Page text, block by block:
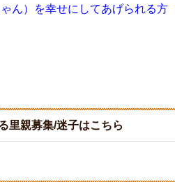
ん）を幸せにしてあげられる方
里親募集/迷子はこちら